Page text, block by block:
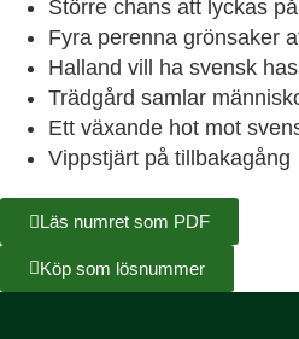
Större chans att lyckas
Fyra perenna grönsaker
Halland vill ha svensk
Trädgård samlar
Ett växande hot mot
Vippstjärt på tillbakagång
Läs numret som PDF
Köp som lösnummer